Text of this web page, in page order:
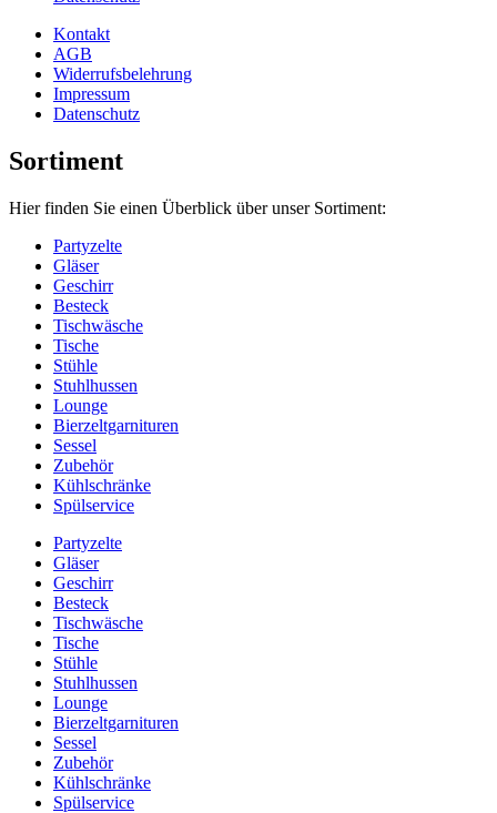
Kontakt
AGB
Widerrufsbelehrung
Impressum
Datenschutz
Sortiment
Hier finden Sie einen Überblick über unser Sortiment:
Partyzelte
Gläser
Geschirr
Besteck
Tischwäsche
Tische
Stühle
Stuhlhussen
Lounge
Bierzeltgarnituren
Sessel
Zubehör
Kühlschränke
Spülservice
Partyzelte
Gläser
Geschirr
Besteck
Tischwäsche
Tische
Stühle
Stuhlhussen
Lounge
Bierzeltgarnituren
Sessel
Zubehör
Kühlschränke
Spülservice